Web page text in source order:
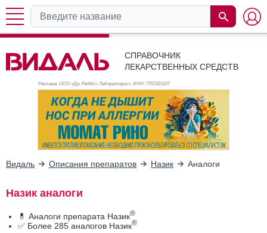
СПРАВОЧНИК
ЛЕКАРСТВЕННЫХ СРЕДСТВ
Реклама. ООО «Др. Редди’с Лабораторис», ИНН: 7707321227
Видаль Описания препаратов Назик Аналоги
Назик аналоги
💊 Аналоги препарата Назик®
✅ Более 285 аналогов Назик®